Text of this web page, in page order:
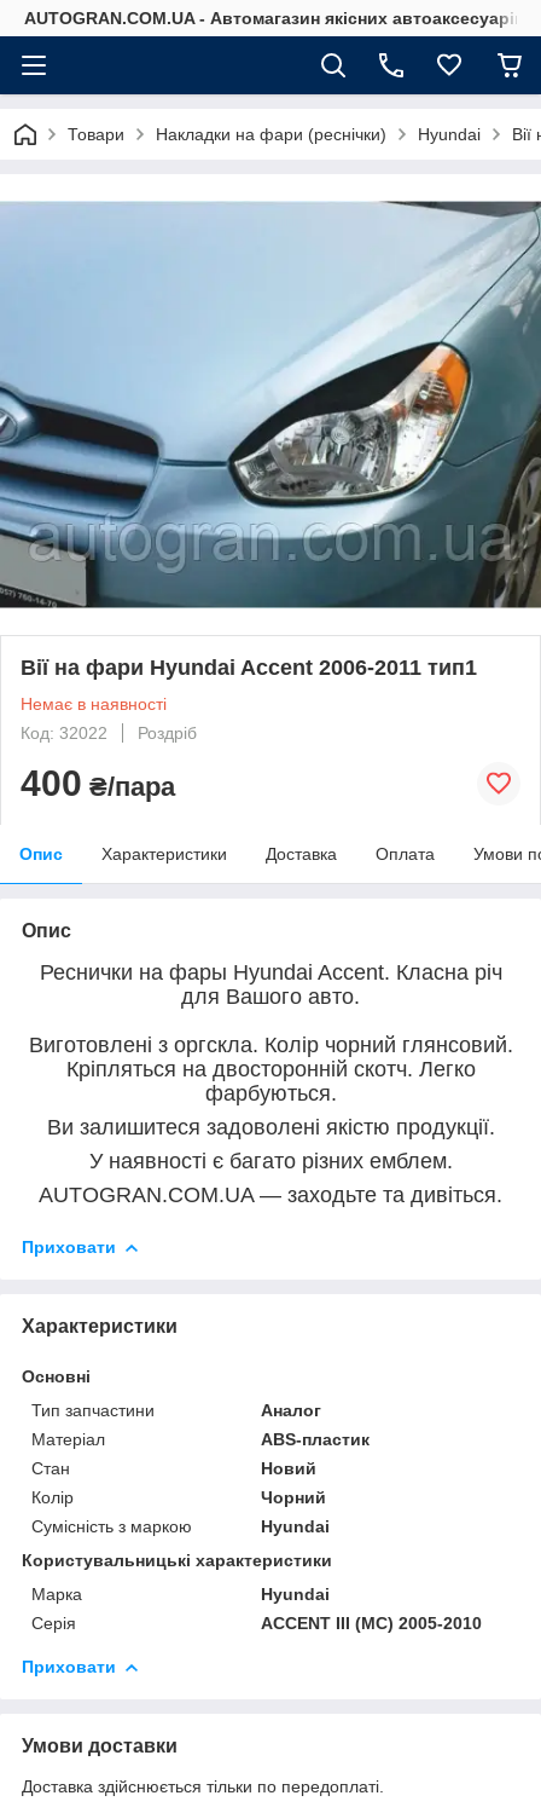
AUTOGRAN.COM.UA - Автомагазин якісних автоаксесуарів
Товари Накладки на фари (реснічки) Hyundai
Вії на фари Hyundai Accent 2006-2011 тип1
Немає в наявності
Код: 32022
Роздріб
400 ₴/пара
Опис Характеристики Доставка Оплата Умови
Опис
Реснички на фары Hyundai Accent. Класна річ
для Вашого авто.
Виготовлені з оргскла. Колір чорний глянсовий.
Кріпляться на двосторонній скотч. Легко
фарбуються.
Ви залишитеся задоволені якістю продукції.
У наявності є багато різних емблем.
AUTOGRAN.COM.UA — заходьте та дивіться.
Приховати
Характеристики
Основні
Тип запчастини
Аналог
Матеріал
ABS-пластик
Стан
Новий
Колір
Чорний
Сумісність з маркою
Hyundai
Користувальницькі характеристики
Марка
Hyundai
Серія
ACCENT III (MC) 2005-2010
Приховати
Умови доставки
Доставка здійснюється тільки по передоплаті.